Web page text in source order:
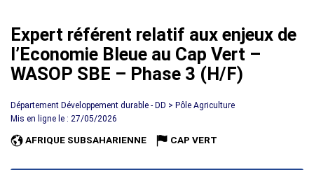
Expert référent relatif aux enjeux de
l’Economie Bleue au Cap Vert –
WASOP SBE – Phase 3 (H/F)
Département Développement durable - DD > Pôle Agriculture
Mis en ligne le : 27/05/2026
AFRIQUE SUBSAHARIENNE CAP VERT